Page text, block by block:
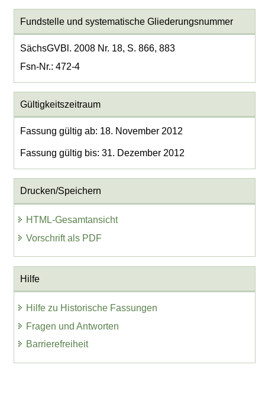
Fundstelle und systematische Gliederungsnummer
SächsGVBl. 2008 Nr. 18, S. 866, 883
Fsn-Nr.: 472-4
Gültigkeitszeitraum
Fassung gültig ab: 18. November 2012
Fassung gültig bis: 31. Dezember 2012
Drucken/Speichern
HTML-Gesamtansicht
Vorschrift als PDF
Hilfe
Hilfe zu Historische Fassungen
Fragen und Antworten
Barrierefreiheit